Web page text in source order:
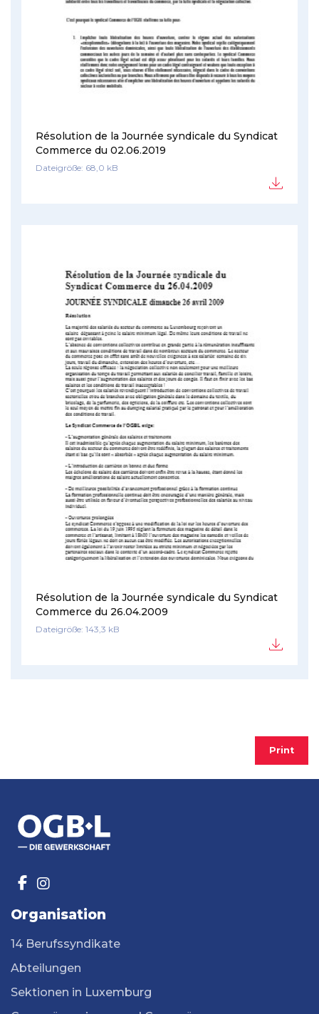
Résolution de la Journée syndicale du Syndicat
Commerce du 02.06.2019
Dateigröße: 68,0 kB
Résolution de la Journée syndicale du Syndicat
Commerce du 26.04.2009
Dateigröße: 143,3 kB
Print
Organisation
14 Berufssyndikate
Abteilungen
Sektionen in Luxemburg